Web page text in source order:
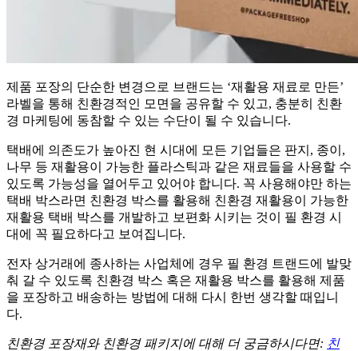
제품 포장의 단순한 변경으로 브랜드는 ‘재활용 재료로 만든’
라벨을 통해 친환경적인 모면을 공유할 수 있고, 충분히 친환
경 마케팅에 동참할 수 있는 수단이 될 수 있습니다.
택배에 의존도가 높아진 현 시대에 모든 기업들은 판지, 종이,
나무 등 재활용이 가능한 플라스틱과 같은 재료들을 사용할 수
있도록 가능성을 열어두고 있어야 합니다. 꼭 사용해야만 하는
택배 박스라면 친환경 박스를 활용해 친환경 재활용이 가능한
재활용 택배 박스를 개발하고 보편화 시키는 것이 필 환경 시
대에 꼭 필요하다고 보여집니다.
전자 상거래에 종사하는 사업체에 경우 필 환경 트랜드에 발맞
춰 갈 수 있도록 친환경 박스 혹은 재활용 박스를 활용해 제품
을 포장하고 배송하는 방법에 대해 다시 한번 생각할 때입니
다.
친환경 포장재와 친환경 패키지에 대해 더 궁금하시다면: 친